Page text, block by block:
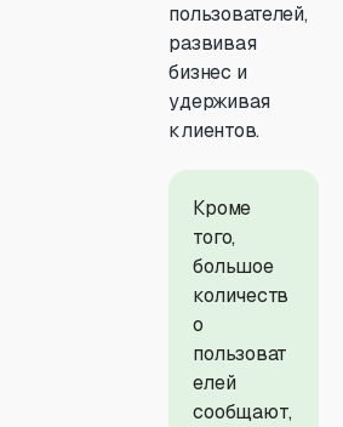
пользователей,
развивая
бизнес и
удерживая
клиентов.
Кроме
того,
большое
количеств
о
пользоват
елей
сообщают,